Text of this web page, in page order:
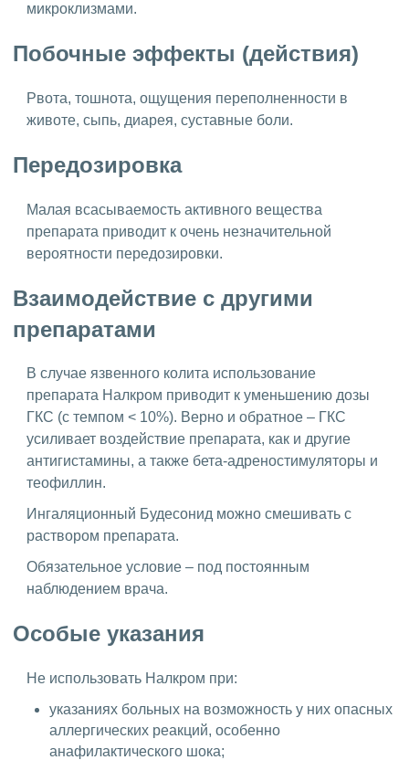
микроклизмами.
Побочные эффекты (действия)
Рвота, тошнота, ощущения переполненности в
животе, сыпь, диарея, суставные боли.
Передозировка
Малая всасываемость активного вещества
препарата приводит к очень незначительной
вероятности передозировки.
Взаимодействие с другими
препаратами
В случае язвенного колита использование
препарата Налкром приводит к уменьшению дозы
ГКС (с темпом < 10%). Верно и обратное – ГКС
усиливает воздействие препарата, как и другие
антигистамины, а также бета-адреностимуляторы и
теофиллин.
Ингаляционный Будесонид можно смешивать с
раствором препарата.
Обязательное условие – под постоянным
наблюдением врача.
Особые указания
Не использовать Налкром при:
указаниях больных на возможность у них опасных
аллергических реакций, особенно
анафилактического шока;